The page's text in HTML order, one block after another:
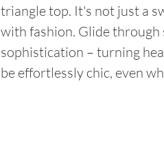
triangle top. It's not just a
with fashion. Glide
sophistication – turning
be effortlessly chic, even